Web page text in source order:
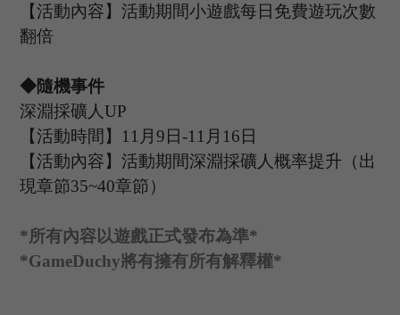
【活動內容】活動期間小遊戲每日免費遊玩次數
翻倍
◆隨機事件
深淵採礦人UP
【活動時間】 11 月9日-11 月 16日
【活動內容】活動期間深淵採礦人概率提升（出
現章節35~40章節）
*所有內容以遊戲正式發布為準*
*GameDuchy將有擁有所有解釋權*